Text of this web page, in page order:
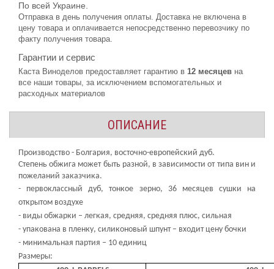
По всей Украине.
Отправка в день получения оплаты. Доставка не включена в
цену товара и оплачивается непосредственно перевозчику по
факту получения товара.
Гарантии и сервис
Каста Виноделов предоставляет гарантию в 12 месяцев на
все наши товары, за исключением вспомогательных и
расходных материалов
ОПИСАНИЕ
Производство - Болгария, восточно-европейский дуб.
Степень обжига может быть разной, в зависимости от типа вин и
пожеланий заказчика.
- первоклассный дуб, тонкое зерно, 36 месяцев сушки на
открытом воздухе
- виды обжарки – легкая, средняя, средняя плюс, сильная
- упакована в пленку, силиконовый шпунт – входит цену бочки
- минимальная партия – 10 единиц
Размеры: